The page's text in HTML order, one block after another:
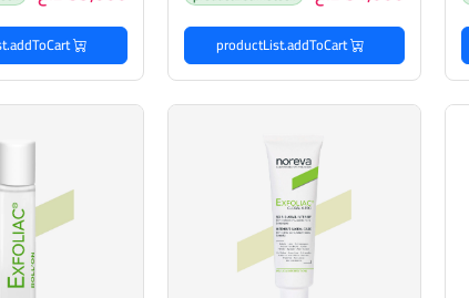
productList.addToCart
productList.addToCart